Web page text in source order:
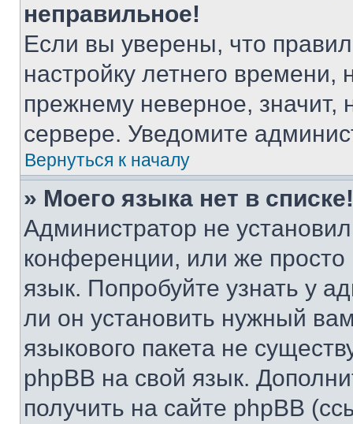
неправильное!
Если вы уверены, что
настройку летнего
прежнему неверное, значит,
сервере. Уведомите
Вернуться к началу
» Моего языка нет в списке!
Администратор не
конференции, или же
язык. Попробуйте узнать у
ли он установить нужный
языкового пакета не
phpBB на свой язык.
получить на сайте phpBB